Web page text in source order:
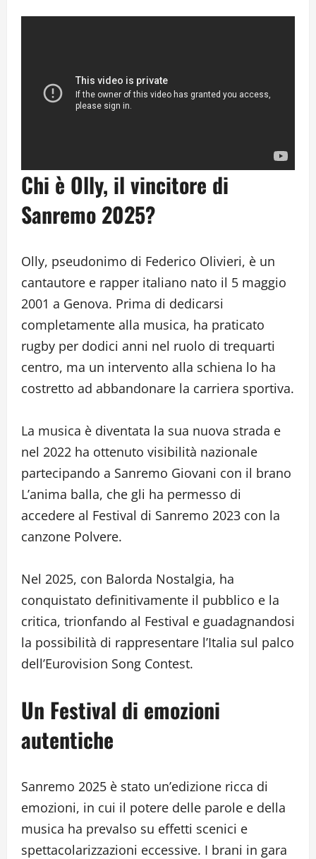
Chi è Olly, il vincitore di
Sanremo 2025?
Olly, pseudonimo di Federico Olivieri, è un
cantautore e rapper italiano nato il 5 maggio
2001 a Genova. Prima di dedicarsi
completamente alla musica, ha praticato
rugby per dodici anni nel ruolo di trequarti
centro, ma un intervento alla schiena lo ha
costretto ad abbandonare la carriera sportiva.
La musica è diventata la sua nuova strada e
nel 2022 ha ottenuto visibilità nazionale
partecipando a Sanremo Giovani con il brano
L’anima balla, che gli ha permesso di
accedere al Festival di Sanremo 2023 con la
canzone Polvere.
Nel 2025, con Balorda Nostalgia, ha
conquistato definitivamente il pubblico e la
critica, trionfando al Festival e guadagnandosi
la possibilità di rappresentare l’Italia sul palco
dell’Eurovision Song Contest.
Un Festival di emozioni
autentiche
Sanremo 2025 è stato un’edizione ricca di
emozioni, in cui il potere delle parole e della
musica ha prevalso su effetti scenici e
spettacolarizzazioni eccessive. I brani in gara